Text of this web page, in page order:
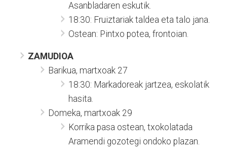
Asanbladaren eskutik.
18:30: Fruiztariak taldea eta talo jana.
Ostean: Pintxo potea, frontoian.
ZAMUDIOA
Barikua, martxoak 27
18:30: Markadoreak jartzea, eskolatik
hasita.
Domeka, martxoak 29
Korrika pasa ostean, txokolatada
Aramendi gozotegi ondoko plazan.